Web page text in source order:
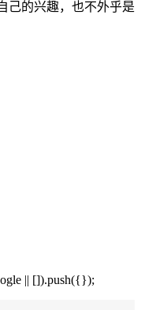
己的兴趣，也不外乎是
|| []).push({});